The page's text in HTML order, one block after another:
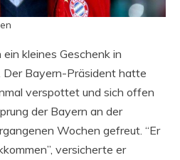
kleines Geschenk in
Der Bayern-Präsident hatte
verspottet und sich offen
der Bayern an der
Wochen gefreut. “Er
versicherte er